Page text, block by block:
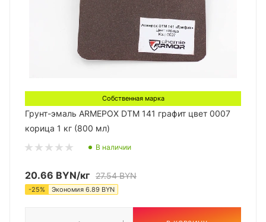
Собственная марка
Грунт-эмаль ARMEPOX DTM 141 графит цвет 0007
корица 1 кг (800 мл)
В наличии
20.66 BYN/кг 27.54BYN
-25% Экономия 6.89 BYN